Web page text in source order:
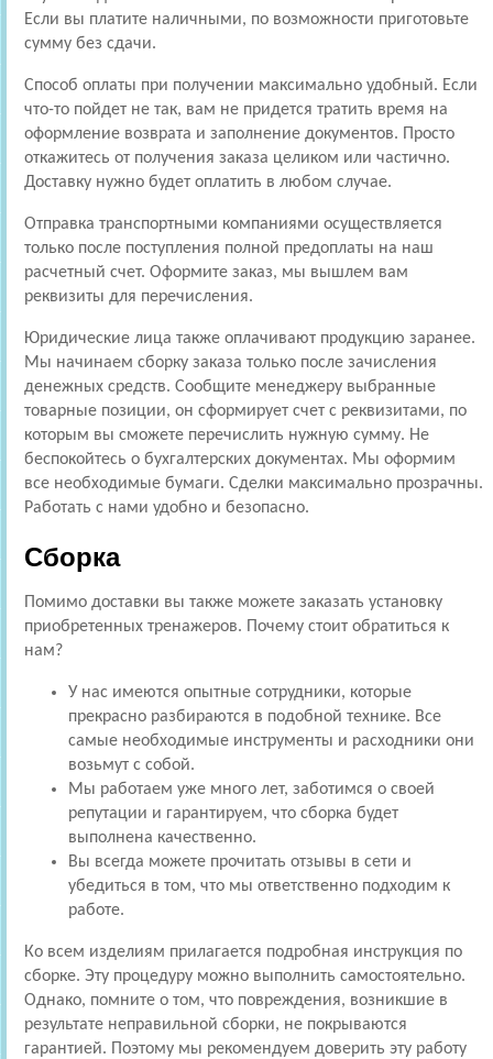
Если вы платите наличными, по возможности приготовьте
сумму без сдачи.
Способ оплаты при получении максимально удобный. Если
что-то пойдет не так, вам не придется тратить время на
оформление возврата и заполнение документов. Просто
откажитесь от получения заказа целиком или частично.
Доставку нужно будет оплатить в любом случае.
Отправка транспортными компаниями осуществляется
только после поступления полной предоплаты на наш
расчетный счет. Оформите заказ, мы вышлем вам
реквизиты для перечисления.
Юридические лица также оплачивают продукцию заранее.
Мы начинаем сборку заказа только после зачисления
денежных средств. Сообщите менеджеру выбранные
товарные позиции, он сформирует счет с реквизитами, по
которым вы сможете перечислить нужную сумму. Не
беспокойтесь о бухгалтерских документах. Мы оформим
все необходимые бумаги. Сделки максимально прозрачны.
Работать с нами удобно и безопасно.
Сборка
Помимо доставки вы также можете заказать установку
приобретенных тренажеров. Почему стоит обратиться к
нам?
У нас имеются опытные сотрудники, которые
прекрасно разбираются в подобной технике. Все
самые необходимые инструменты и расходники они
возьмут с собой.
Мы работаем уже много лет, заботимся о своей
репутации и гарантируем, что сборка будет
выполнена качественно.
Вы всегда можете прочитать отзывы в сети и
убедиться в том, что мы ответственно подходим к
работе.
Ко всем изделиям прилагается подробная инструкция по
сборке. Эту процедуру можно выполнить самостоятельно.
Однако, помните о том, что повреждения, возникшие в
результате неправильной сборки, не покрываются
гарантией. Поэтому мы рекомендуем доверить эту работу